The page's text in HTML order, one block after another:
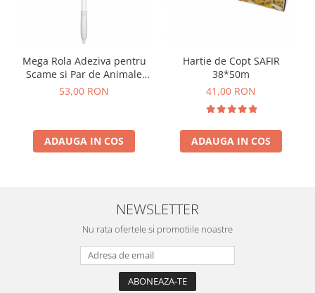
Mega Rola Adeziva pentru
Scame si Par de Animale
Smart Clean – Maner
53,00 RON
ADAUGA IN COS
Hartie de Copt SAFIR
38*50m
41,00 RON
ADAUGA IN COS
NEWSLETTER
Nu rata ofertele si promotiile noastre